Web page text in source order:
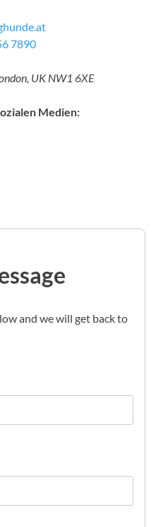
7890
UK NW1 6XE
Medien:
and we will get back to